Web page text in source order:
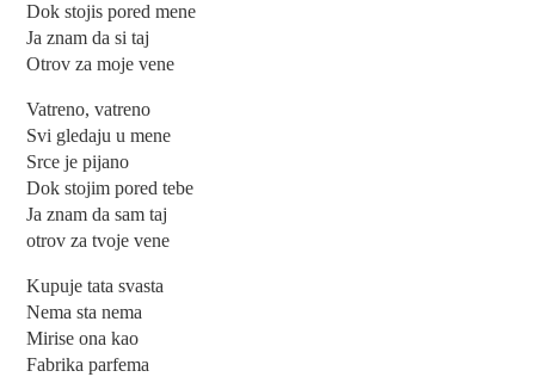
Dok stojis pored mene
Ja znam da si taj
Otrov za moje vene
Vatreno, vatreno
Svi gledaju u mene
Srce je pijano
Dok stojim pored tebe
Ja znam da sam taj
otrov za tvoje vene
Kupuje tata svasta
Nema sta nema
Mirise ona kao
Fabrika parfema